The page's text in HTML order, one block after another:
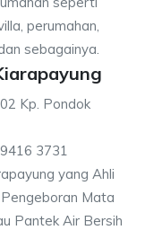
perumahan,
sebagainya.
Kp. Pondok
3731
yang Ahli
Mata
Pantek Air Bersih